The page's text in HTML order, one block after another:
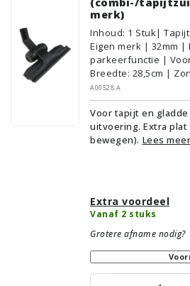
merk)
Inhoud: 1 Stuk|
Eigen merk | 32mm
parkeerfunctie |
Breedte: 28,5cm |
kliksysteem | Zwart
voor vloertype:
Parket/Laminaat,
Tapijt/
A00528.A
Voor tapijt en
uitvoering. Extra plat
bewegen). Lees
Extra voordeel
Vanaf 2 stuks
Grotere afname nodig?